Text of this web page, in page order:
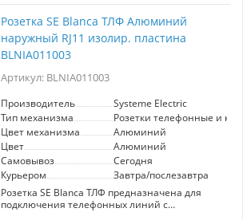
Розетка SE Blanca ТЛФ Алюминий
наружный RJ11 изолир. пластина
BLNIA011003
Артикул: BLNIA011003
Производитель
Systeme Electric
Тип механизма
Розетки телефонные и
Цвет механизма
Алюминий
Цвет
Алюминий
Самовывоз
Сегодня
Курьером
Завтра/послезавтра
Розетка SE Blanca ТЛФ предназначена для
подключения телефонных линий с